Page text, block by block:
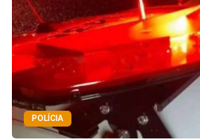
POLÍCIA